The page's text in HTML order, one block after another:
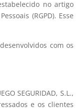
no artigo
(RGPD). Esse
com os
SEGURIDAD, S.L.,
​​e os clientes